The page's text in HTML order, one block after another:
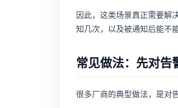
因此，这类场景真正需要解
知几次，以及被通知后能不
常见做法：先对告
很多厂商的典型做法，是对